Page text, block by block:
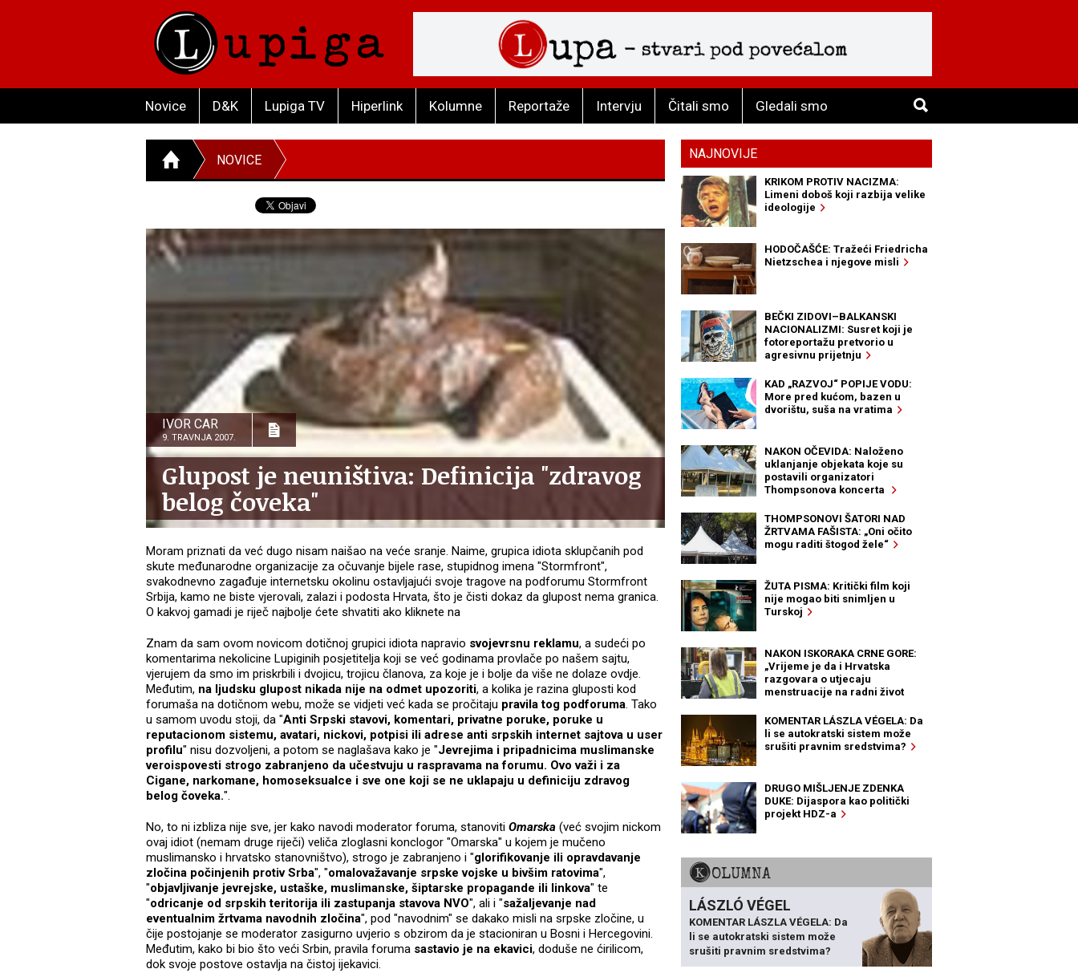
Novice D&K Lupiga TV Hiperlink Kolumne Reportaže Intervju Čitali smo Gledali smo
NOVICE
IVOR CAR
9. TRAVNJA 2007.
Glupost je neuništiva: Definicija "zdravog
belog čoveka"
Moram priznati da već dugo nisam naišao na veće sranje. Naime, grupica idiota sklupčanih pod
skute međunarodne organizacije za očuvanje bijele rase, stupidnog imena "Stormfront",
svakodnevno zagađuje internetsku okolinu ostavljajući svoje tragove na podforumu Stormfront
Srbija, kamo ne biste vjerovali, zalazi i podosta Hrvata, što je čisti dokaz da glupost nema granica.
O kakvoj gamadi je riječ najbolje ćete shvatiti ako kliknete na
Znam da sam ovom novicom dotičnoj grupici idiota napravio svojevrsnu reklamu, a sudeći po
komentarima nekolicine Lupiginih posjetitelja koji se već godinama provlače po našem sajtu,
vjerujem da smo im priskrbili i dvojicu, trojicu članova, za koje je i bolje da više ne dolaze ovdje.
Međutim, na ljudsku glupost nikada nije na odmet upozoriti, a kolika je razina gluposti kod
forumaša na dotičnom webu, može se vidjeti već kada se pročitaju pravila tog podforuma. Tako
u samom uvodu stoji, da "Anti Srpski stavovi, komentari, privatne poruke, poruke u
reputacionom sistemu, avatari, nickovi, potpisi ili adrese anti srpskih internet sajtova u user
profilu" nisu dozvoljeni, a potom se naglašava kako je "Jevrejima i pripadnicima muslimanske
veroispovesti strogo zabranjeno da učestvuju u raspravama na forumu. Ovo važi i za
Cigane, narkomane, homoseksualce i sve one koji se ne uklapaju u definiciju zdravog
belog čoveka.".
No, to ni izbliza nije sve, jer kako navodi moderator foruma, stanoviti Omarska (već svojim nickom
ovaj idiot (nemam druge riječi) veliča zloglasni konclogor "Omarska" u kojem je mučeno
muslimansko i hrvatsko stanovništvo), strogo je zabranjeno i "glorifikovanje ili opravdavanje
zločina počinjenih protiv Srba", "omalovažavanje srpske vojske u bivšim ratovima",
"objavljivanje jevrejske, ustaške, muslimanske, šiptarske propagande ili linkova" te
"odricanje od srpskih teritorija ili zastupanja stavova NVO", ali i "sažaljevanje nad
eventualnim žrtvama navodnih zločina", pod "navodnim" se dakako misli na srpske zločine, u
čije postojanje se moderator zasigurno uvjerio s obzirom da je stacioniran u Bosni i Hercegovini.
Međutim, kako bi bio što veći Srbin, pravila foruma sastavio je na ekavici, doduše ne ćirilicom,
dok svoje postove ostavlja na čistoj ijekavici.
NAJNOVIJE
KRIKOM PROTIV NACIZMA:
Limeni doboš koji razbija velike
ideologije
HODOČAŠĆE: Tražeći Friedricha
Nietzschea i njegove misli
BEČKI ZIDOVI–BALKANSKI
NACIONALIZMI: Susret koji je
fotoreportažu pretvorio u
agresivnu prijetnju
KAD „RAZVOJ“ POPIJE VODU:
More pred kućom, bazen u
dvorištu, suša na vratima
NAKON OČEVIDA: Naloženo
uklanjanje objekata koje su
postavili organizatori
Thompsonova koncerta
THOMPSONOVI ŠATORI NAD
ŽRTVAMA FAŠISTA: „Oni očito
mogu raditi štogod žele“
ŽUTA PISMA: Kritički film koji
nije mogao biti snimljen u
Turskoj
NAKON ISKORAKA CRNE GORE:
„Vrijeme je da i Hrvatska
razgovara o utjecaju
menstruacije na radni život
KOMENTAR LÁSZLA VÉGELA: Da
li se autokratski sistem može
srušiti pravnim sredstvima?
DRUGO MIŠLJENJE ZDENKA
DUKE: Dijaspora kao politički
projekt HDZ-a
KOLUMNA
LÁSZLÓ VÉGEL
KOMENTAR LÁSZLA VÉGELA: Da
li se autokratski sistem može
srušiti pravnim sredstvima?